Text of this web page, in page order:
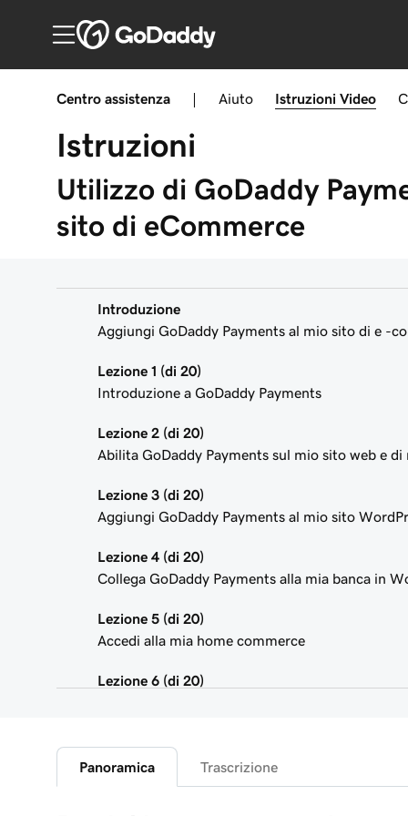
Centro assistenza Aiuto Istruzioni Video
Istruzioni
Utilizzo di GoDaddy
sito di eCommerce
Introduzione
Aggiungi GoDaddy Payments al mio sito di e -
Lezione 1 (di 20)
Introduzione a GoDaddy Payments
Lezione 2 (di 20)
Abilita GoDaddy Payments sul mio sito web e
Lezione 3 (di 20)
Aggiungi GoDaddy Payments al mio sito
Lezione 4 (di 20)
Collega GoDaddy Payments alla mia banca in
Lezione 5 (di 20)
Accedi alla mia home commerce
Lezione 6 (di 20)
Esplora l'hub dei pagamenti di GoDaddy
Panoramica Trascrizione